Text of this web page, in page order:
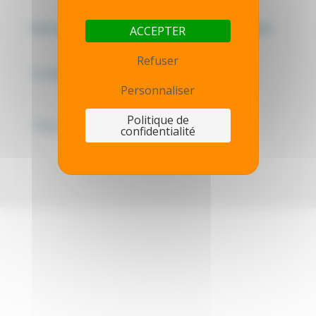
Mentions légales - Politique de confidentialité
ACCEPTER
Refuser
Personnaliser
Politique de
confidentialité